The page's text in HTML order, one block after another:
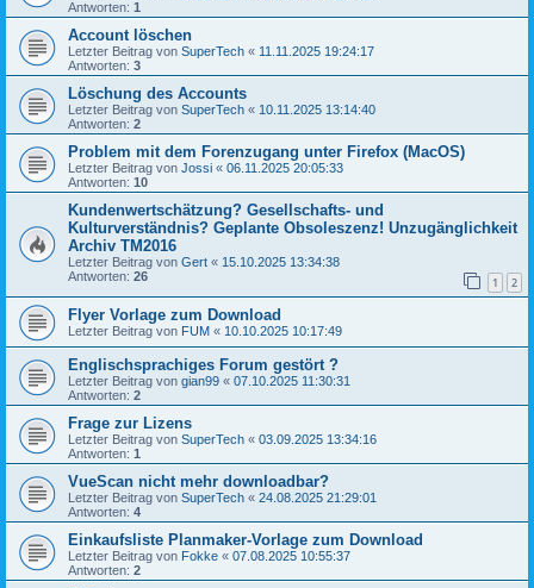
Antworten: 1
Account löschen
Letzter Beitrag von SuperTech « 11.11.2025 19:24:17
Antworten: 3
Löschung des Accounts
Letzter Beitrag von SuperTech « 10.11.2025 13:14:40
Antworten: 2
Problem mit dem Forenzugang unter Firefox (MacOS)
Letzter Beitrag von Jossi « 06.11.2025 20:05:33
Antworten: 10
Kundenwertschätzung? Gesellschafts- und
Kulturverständnis? Geplante Obsoleszenz! Unzugänglichkeit
Archiv TM2016
Letzter Beitrag von Gert « 15.10.2025 13:34:38
Antworten: 26 1 2
Flyer Vorlage zum Download
Letzter Beitrag von FUM « 10.10.2025 10:17:49
Englischsprachiges Forum gestört ?
Letzter Beitrag von gian99 « 07.10.2025 11:30:31
Antworten: 2
Frage zur Lizens
Letzter Beitrag von SuperTech « 03.09.2025 13:34:16
Antworten: 1
VueScan nicht mehr downloadbar?
Letzter Beitrag von SuperTech « 24.08.2025 21:29:01
Antworten: 4
Einkaufsliste Planmaker-Vorlage zum Download
Letzter Beitrag von Fokke « 07.08.2025 10:55:37
Antworten: 2